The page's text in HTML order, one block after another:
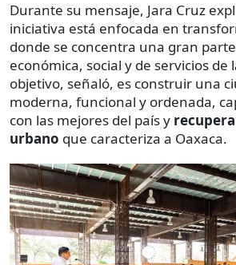
Durante su mensaje, Jara Cruz
iniciativa está enfocada en
donde se concentra una gran
económica, social y de servicios de
objetivo, señaló, es construir una
moderna, funcional y ordenada,
con las mejores del país y
urbano que caracteriza a Oaxaca.